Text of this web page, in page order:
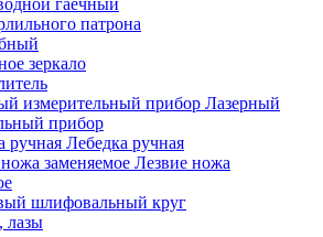
гаечный
патрона
зеркало
Лазерный
прибор
Лебедка ручная
Лезвие ножа
шлифовальный круг
лазы